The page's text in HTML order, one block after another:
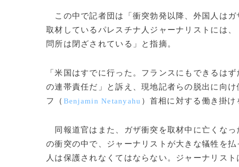
この中で記者団は「衝突勃発以降、外国人は
取材しているパレスチナ人ジャーナリストには
問所は閉ざされている」と指摘。
「米国はすでに行った。フランスにもできるは
の連帯責任だ」と訴え、現地記者らの脱出に向
フ（ Benjamin Netanyahu ）首相に対する働き掛け
同報道官はまた、ガザ衝突を取材中に亡くな
の衝突の中で、ジャーナリストが大きな犠牲を
人は保護されなくてはならない。ジャーナリス